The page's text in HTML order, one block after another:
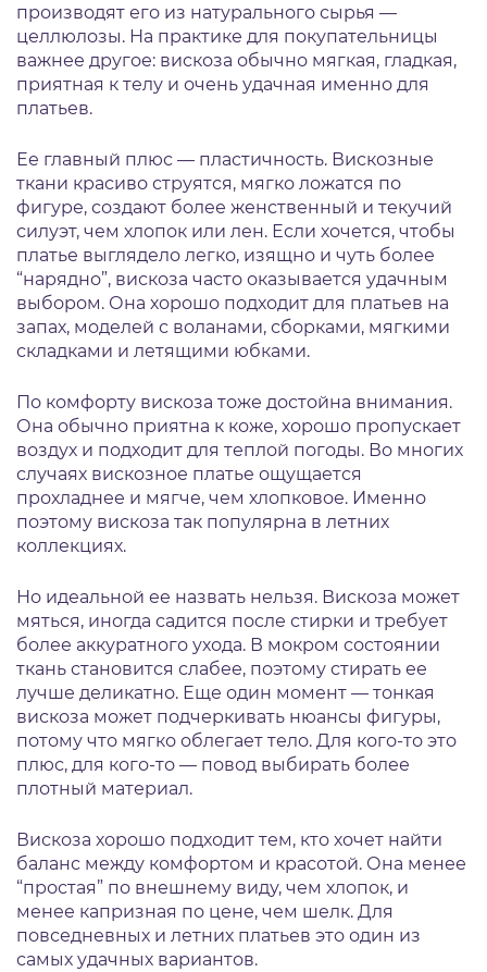
производят его из натурального сырья —
целлюлозы. На практике для покупательницы
важнее другое: вискоза обычно мягкая, гладкая,
приятная к телу и очень удачная именно для
платьев.
Ее главный плюс — пластичность. Вискозные
ткани красиво струятся, мягко ложатся по
фигуре, создают более женственный и текучий
силуэт, чем хлопок или лен. Если хочется, чтобы
платье выглядело легко, изящно и чуть более
“нарядно”, вискоза часто оказывается удачным
выбором. Она хорошо подходит для платьев на
запах, моделей с воланами, сборками, мягкими
складками и летящими юбками.
По комфорту вискоза тоже достойна внимания.
Она обычно приятна к коже, хорошо пропускает
воздух и подходит для теплой погоды. Во многих
случаях вискозное платье ощущается
прохладнее и мягче, чем хлопковое. Именно
поэтому вискоза так популярна в летних
коллекциях.
Но идеальной ее назвать нельзя. Вискоза может
мяться, иногда садится после стирки и требует
более аккуратного ухода. В мокром состоянии
ткань становится слабее, поэтому стирать ее
лучше деликатно. Еще один момент — тонкая
вискоза может подчеркивать нюансы фигуры,
потому что мягко облегает тело. Для кого-то это
плюс, для кого-то — повод выбирать более
плотный материал.
Вискоза хорошо подходит тем, кто хочет найти
баланс между комфортом и красотой. Она менее
“простая” по внешнему виду, чем хлопок, и
менее капризная по цене, чем шелк. Для
повседневных и летних платьев это один из
самых удачных вариантов.